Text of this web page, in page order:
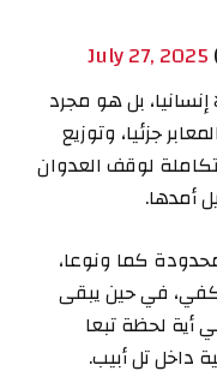
July 27, 2025
بل هو مجرد
جزئيا، وتوزيع
لوقف العدوان
أمدها.
كما ونوعا،
في حين يبقى
أية لحظة تبعا
داخل تل أبيب.